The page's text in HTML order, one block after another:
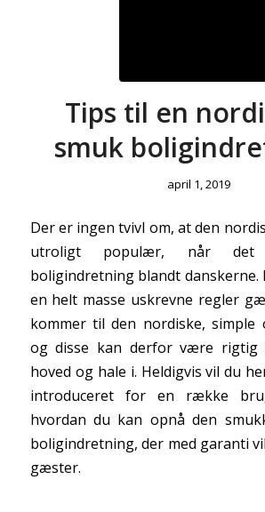
Tips til en
smuk
april 1, 2019
Der er ingen tvivl om, at den
utroligt populær, når
boligindretning blandt danskerne.
en helt masse uskrevne regler
kommer til den nordiske, simple
og disse kan derfor være rigtig
hoved og hale i. Heldigvis vil du
introduceret for en række
hvordan du kan opnå den
boligindretning, der med garanti
gæster.